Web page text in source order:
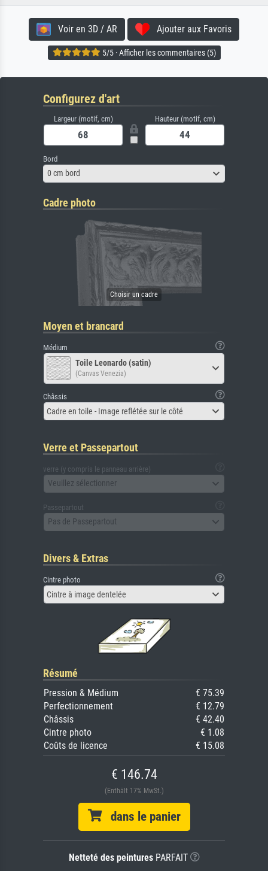
Voir en 3D / AR Ajouter aux Favoris
5/5 · Afficher les commentaires (5)
Configurez d'art
Largeur (motif, cm) Hauteur (motif, cm)
Bord
0 cm bord
Cadre photo
Moyen et brancard
Médium
Toile Leonardo (satin)
(Canvas Venezia)
Châssis
Cadre en toile - Image reflétée sur le côté
Verre et Passepartout
verre (y compris le panneau arrière)
Veuillez sélectionner
Passepartout
Pas de Passepartout
Divers & Extras
Cintre photo
Cintre à image dentelée
Résumé
Pression & Médium
€ 75.39
Perfectionnement
€ 12.79
Châssis
€ 42.40
Cintre photo
€ 1.08
Coûts de licence
€ 15.08
€ 146.74
(Enthält 17% MwSt.)
dans le panier
Netteté des peinturesPARFAIT